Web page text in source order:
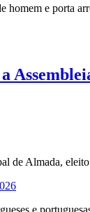
homem e porta
a
de Almada,
e